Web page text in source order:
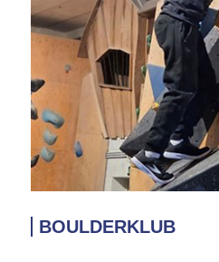
BOULDERKLUB